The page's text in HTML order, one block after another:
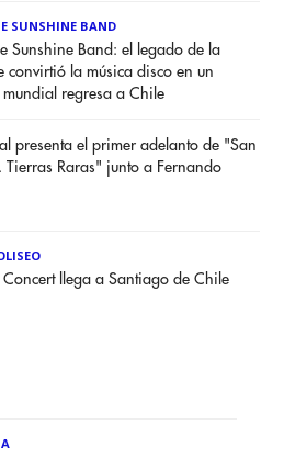
SUNSHINE BAND
Sunshine Band: el legado de la
convirtió la música disco en un
mundial regresa a Chile
presenta el primer adelanto de "San
Tierras Raras" junto a Fernando
Concert llega a Santiago de Chile